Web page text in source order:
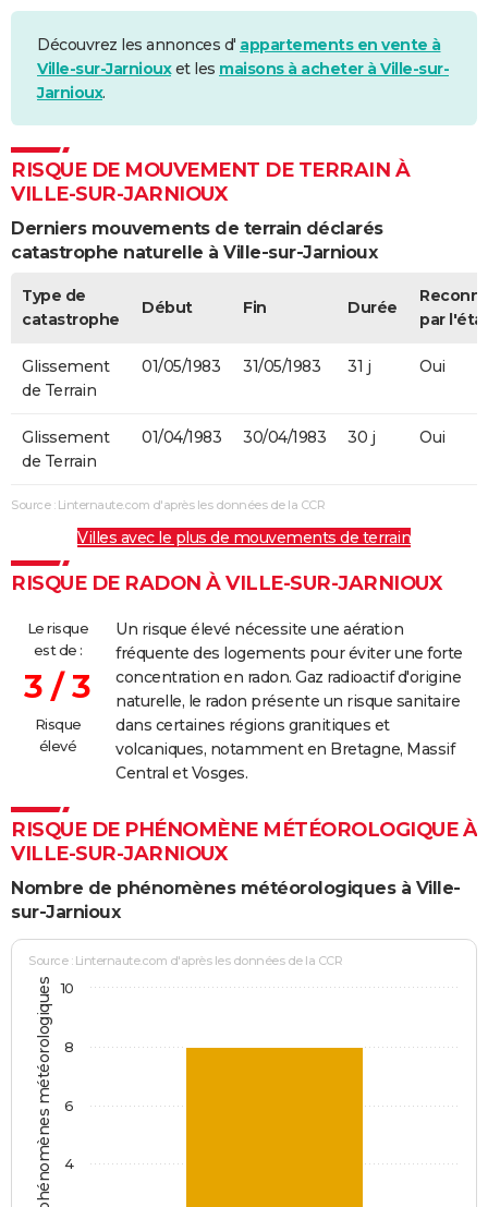
Découvrez les annonces d' appartements en vente à
Ville-sur-Jarniouxet les maisons à acheter à Ville-sur-
Jarnioux.
RISQUE DE MOUVEMENT DE TERRAIN À
VILLE-SUR-JARNIOUX
Derniers mouvements de terrain déclarés
catastrophe naturelle à Ville-sur-Jarnioux
Type de
catastrophe
Début Fin Durée
par
Glissement
de Terrain
01/05/1983 31/05/1983 31 j Oui
Glissement
de Terrain
01/04/1983 30/04/1983 30 j Oui
Source : Linternaute.com d'après les données de la CCR
Villes avec le plus de mouvements de terrain
RISQUE DE RADON À VILLE-SUR-JARNIOUX
Le risque
est de :
3 / 3
Risque
élevé
Un risque élevé nécessite une aération
fréquente des logements pour éviter une forte
concentration en radon. Gaz radioactif d'origine
naturelle, le radon présente un risque sanitaire
dans certaines régions granitiques et
volcaniques, notamment en Bretagne, Massif
Central et Vosges.
RISQUE DE PHÉNOMÈNE MÉTÉOROLOGIQUE À
VILLE-SUR-JARNIOUX
Nombre de phénomènes météorologiques à Ville-
sur-Jarnioux
Jours avec phénomènes météorologiques
Source : Linternaute.com d'après les données de la CCR
4
6
8
10